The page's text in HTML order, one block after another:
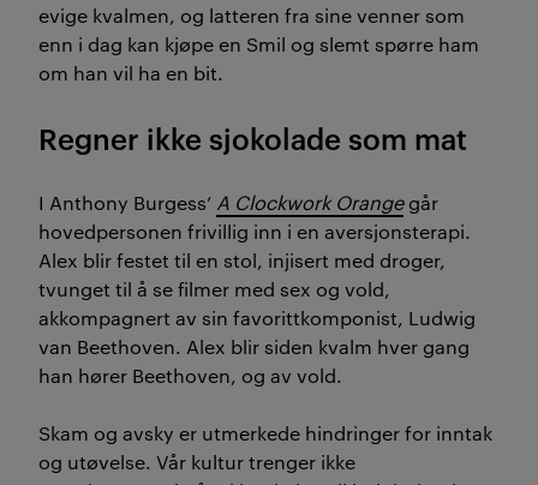
evige kvalmen, og latteren fra sine venner som
enn i dag kan kjøpe en Smil og slemt spørre ham
om han vil ha en bit.
Regner ikke sjokolade som mat
I Anthony Burgess’ A Clockwork Orangegår
hovedpersonen frivillig inn i en aversjonsterapi.
Alex blir festet til en stol, injisert med droger,
tvunget til å se filmer med sex og vold,
akkompagnert av sin favorittkomponist, Ludwig
van Beethoven. Alex blir siden kvalm hver gang
han hører Beethoven, og av vold.
Skam og avsky er utmerkede hindringer for inntak
og utøvelse. Vår kultur trenger ikke